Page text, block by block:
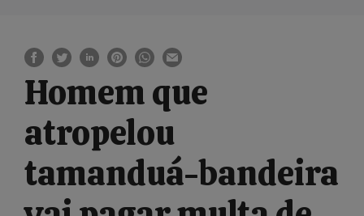
Homem que
atropelou
tamanduá-bandeira